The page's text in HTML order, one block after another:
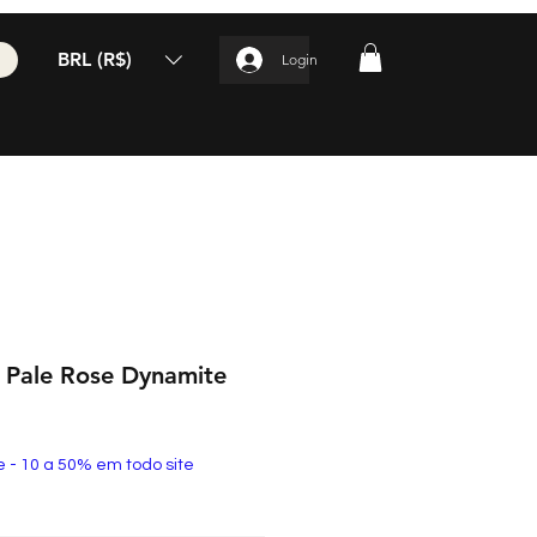
BRL (R$) Login
Rose Dynamite
- 10 a 50% em todo site